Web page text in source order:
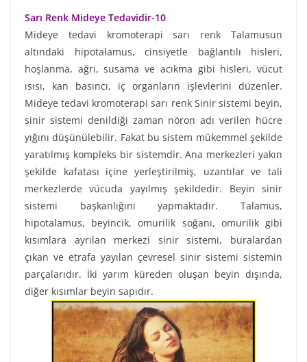
Sarı Renk Mideye Tedavidir-10
Mideye tedavi kromoterapi sarı renk Talamusun
altındaki hipotalamus, cinsiyetle bağlantılı hisleri,
hoşlanma, ağrı, susama ve acıkma gibi hisleri, vücut
ısısı, kan basıncı, iç organların işlevlerini düzenler.
Mideye tedavi kromoterapi sarı renk Sinir sistemi beyin,
sinir sistemi denildiği zaman nöron adı verilen hücre
yığını düşünülebilir. Fakat bu sistem mükemmel şekilde
yaratılmış kompleks bir sistemdir. Ana merkezleri yakın
şekilde kafatası içine yerleştirilmiş, uzantılar ve tali
merkezlerde vücuda yayılmış şekildedir. Beyin sinir
sistemi başkanlığını yapmaktadır. Talamus,
hipotalamus, beyincik, omurilik soğanı, omurilik gibi
kısımlara ayrılan merkezi sinir sistemi, buralardan
çıkan ve etrafa yayılan çevresel sinir sistemi sistemin
parçalarıdır. İki yarım küreden oluşan beyin dışında,
diğer kısımlar beyin sapıdır.